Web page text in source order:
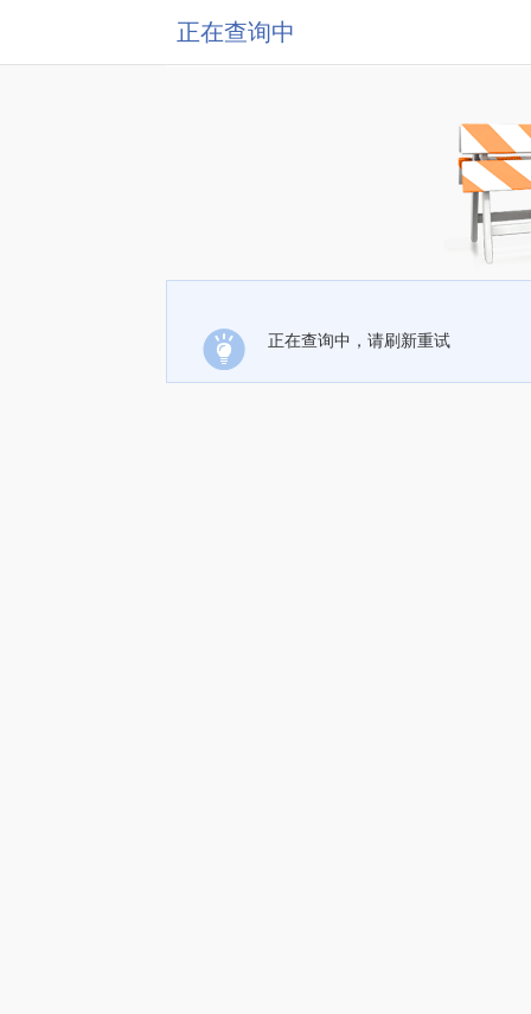
正在查询中
正在查询中，请刷新重试